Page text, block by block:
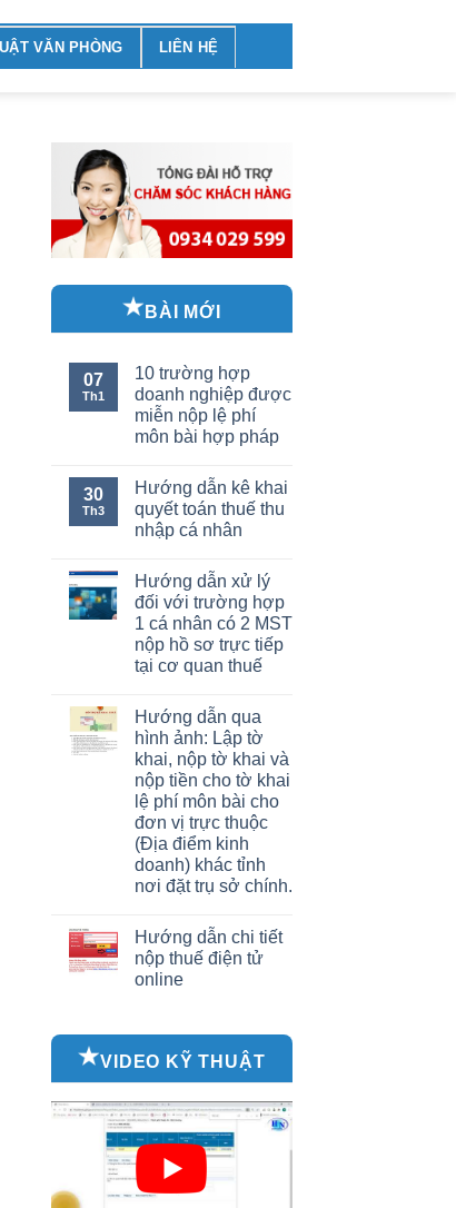
VĂN PHÒNG LIÊN HỆ
BÀI MỚI
07
Th1
10 trường hợp
doanh nghiệp được
miễn nộp lệ phí
môn bài hợp pháp
30
Th3
Hướng dẫn kê khai
quyết toán thuế thu
nhập cá nhân
Hướng dẫn xử lý
đối với trường hợp
1 cá nhân có 2 MST
nộp hồ sơ trực tiếp
tại cơ quan thuế
Hướng dẫn qua
hình ảnh: Lập tờ
khai, nộp tờ khai và
nộp tiền cho tờ khai
lệ phí môn bài cho
đơn vị trực thuộc
(Địa điểm kinh
doanh) khác tỉnh
nơi đặt trụ sở chính.
Hướng dẫn chi tiết
nộp thuế điện tử
online
VIDEO KỸ THUẬT